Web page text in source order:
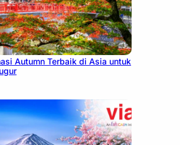
Autumn Terbaik di Asia untuk